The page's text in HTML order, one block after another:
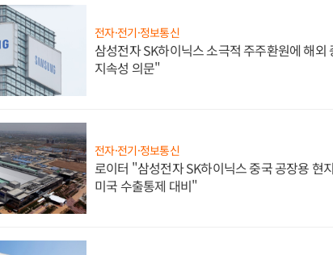
전자·전기·정보통신
삼성전자 SK하이닉스 소극적 주주환원에 해
지속성 의문"
전자·전기·정보통신
로이터 "삼성전자 SK하이닉스 중국 공장용 현
미국 수출통제 대비"